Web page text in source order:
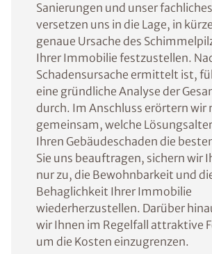
Sanierungen und unser
versetzen uns in die Lage, in
genaue Ursache des
Ihrer Immobilie festzustellen.
Schadensursache ermittelt ist,
eine gründliche Analyse der
durch. Im Anschluss erörtern wir
gemeinsam, welche
Ihren Gebäudeschaden die
Sie uns beauftragen, sichern wir
nur zu, die Bewohnbarkeit und
Behaglichkeit Ihrer Immobilie
wiederherzustellen. Darüber
wir Ihnen im Regelfall attraktive
um die Kosten einzugrenzen.